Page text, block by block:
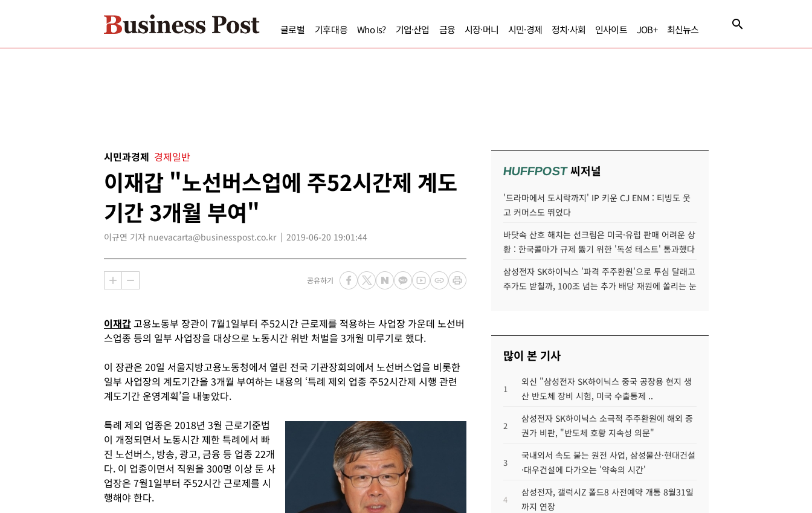
글로벌 기후대응 Who Is? 기업·산업 금융 시장·머니 시민·경제 정치·사회 인사이트 JOB+ 최신뉴스
시민과경제 경제일반
이재갑 "노선버스업에 주52시간제 계도
기간 3개월 부여"
이규연 기자 nuevacarta@businesspost.co.kr 2019-06-20 19:01:44
공유하기
이재갑고용노동부 장관이 7월1일부터 주52시간 근로제를 적용하는 사업장 가운데 노선버
스업종 등의 일부 사업장을 대상으로 노동시간 위반 처벌을 3개월 미루기로 했다.
이 장관은 20일 서울지방고용노동청에서 열린 전국 기관장회의에서 노선버스업을 비롯한
일부 사업장의 계도기간을 3개월 부여하는 내용의 ‘특례 제외 업종 주52시간제 시행 관련
계도기간 운영계획’을 내놓았다.
특례 제외 업종은 2018년 3월 근로기준법
이 개정되면서 노동시간 제한 특례에서 빠
진 노선버스, 방송, 광고, 금융 등 업종 22개
다. 이 업종이면서 직원을 300명 이상 둔 사
업장은 7월1일부터 주52시간 근로제를 시
행해야 한다.
HUFFPOST씨저널
'드라마에서 도시락까지' IP 키운 CJ ENM : 티빙도 웃
고 커머스도 뛰었다
바닷속 산호 해치는 선크림은 미국·유럽 판매 어려운 상
황 : 한국콜마가 규제 뚫기 위한 '독성 테스트' 통과했다
삼성전자 SK하이닉스 '파격 주주환원'으로 투심 달래고
주가도 받칠까, 100조 넘는 추가 배당 재원에 쏠리는 눈
많이 본 기사
1
외신 "삼성전자 SK하이닉스 중국 공장용 현지 생
산 반도체 장비 시험, 미국 수출통제 ..
2
삼성전자 SK하이닉스 소극적 주주환원에 해외 증
권가 비판, "반도체 호황 지속성 의문"
3
국내외서 속도 붙는 원전 사업, 삼성물산·현대건설
·대우건설에 다가오는 '약속의 시간'
4
삼성전자, 갤럭시Z 폴드8 사전예약 개통 8월31일
까지 연장